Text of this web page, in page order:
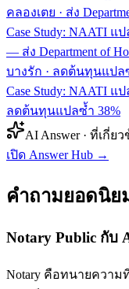
คลองเตย · ส่ง
Case Study: NAATI แ
— ส่ง Department of
บางรัก · ลดต้นทุนแปล
Case Study: NAATI
ลดต้นทุนแปลซ้ำ 38%
AI Answer · ที่เกี่ยว
เปิด Answer Hub →
คำถามยอดนิย
Notary Public กับ
Notary คือทนายควา